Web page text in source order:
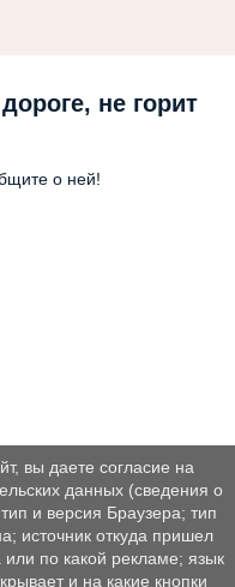
не горит
о ней!
вы даете согласие на
данных (сведения о
и версия Браузера; тип
источник откуда пришел
или по какой рекламе; язык
и на какие кнопки